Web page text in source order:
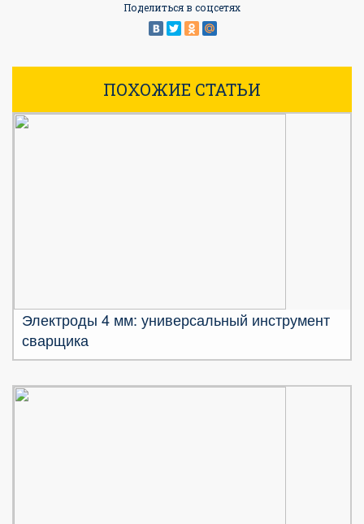
Поделиться в соцсетях
ПОХОЖИЕ СТАТЬИ
Электроды 4 мм: универсальный инструмент
сварщика